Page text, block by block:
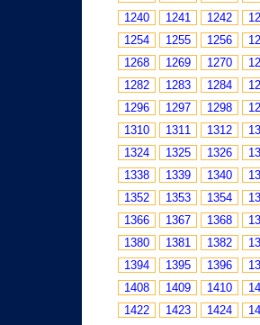
1240
1241 1242
1254
1255 1256
1268
1269 1270
1282
1283 1284
1296
1297 1298
1310
1311 1312
1324
1325 1326
1338
1339 1340
1352
1353 1354
1366
1367 1368
1380
1381 1382
1394
1395 1396
1408
1409 1410
1422
1423 1424